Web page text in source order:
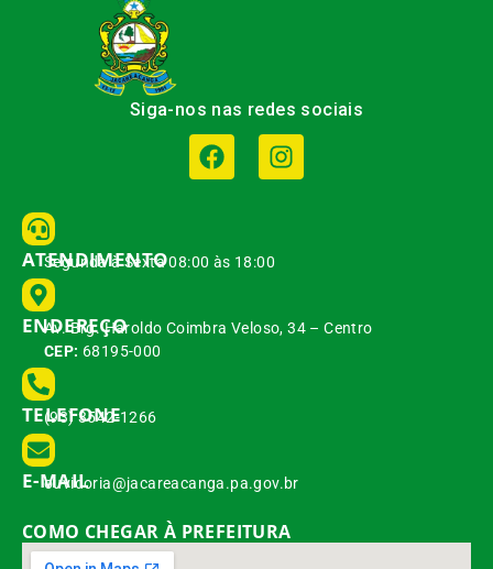
Siga-nos nas redes sociais
ATENDIMENTO
Segunda à Sexta 08:00 às 18:00
ENDEREÇO
Av. Brg. Haroldo Coimbra Veloso, 34 – Centro
CEP: 68195-000
TELEFONE
(93) 3542-1266
E-MAIL
ouvidoria@jacareacanga.pa.gov.br
COMO CHEGAR À PREFEITURA